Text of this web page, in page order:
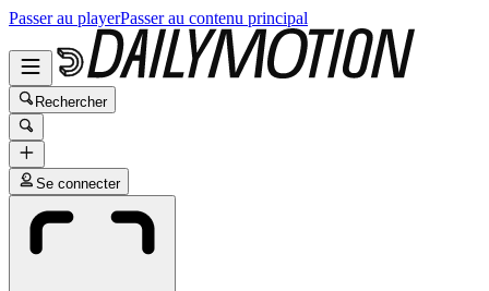
Passer au playerPasser au contenu principal
Rechercher
Se connecter